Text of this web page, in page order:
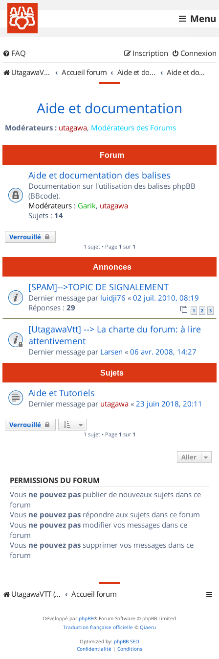
Menu
FAQ Connexion
Inscription
UtagawaVTT (Randos VTT et VTTAE avec traces GPS)
Accueil forum Aide et documentation Aide et documentation
Aide et documentation
Modérateurs : utagawa, Modérateurs des Forums
Forum
Aide et documentation des balises
Documentation sur l'utilisation des balises phpBB
(BBcode).
Modérateurs : Garik, utagawa
Sujets : 14
Verrouillé
1 sujet • Page 1 sur 1
Annonces
[SPAM]-->TOPIC DE SIGNALEMENT
Dernier message par luidji76 « 02 juil. 2010, 08:19
Réponses : 29 1 2 3
[UtagawaVtt] --> La charte du forum: à lire
attentivement
Dernier message par Larsen « 06 avr. 2008, 14:27
Sujets
Aide et Tutoriels
Dernier message par utagawa « 23 juin 2018, 20:11
Verrouillé
1 sujet • Page 1 sur 1
Aller
PERMISSIONS DU FORUM
Vous ne pouvez pas publier de nouveaux sujets dans ce
forum
Vous ne pouvez pas répondre aux sujets dans ce forum
Vous ne pouvez pas modifier vos messages dans ce
forum
Vous ne pouvez pas supprimer vos messages dans ce
forum
UtagawaVTT (Randos VTT et VTTAE avec traces GPS) Accueil forum
Développé par phpBB® Forum Software © phpBB Limited
Traduction française officielle © Qiaeru
Optimized by: phpBB SEO
Confidentialité | Conditions